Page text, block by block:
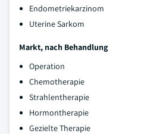
Endometriekarzinom
Uterine Sarkom
Markt, nach Behandlung
Operation
Chemotherapie
Strahlentherapie
Hormontherapie
Gezielte Therapie